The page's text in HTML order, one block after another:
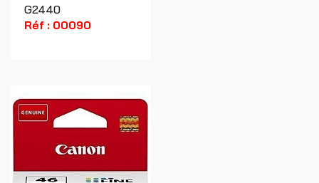
G2440
Réf : 00090